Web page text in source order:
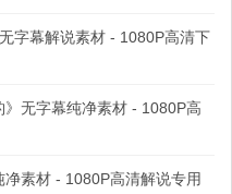
字幕解说素材 - 1080P高清下
无字幕纯净素材 - 1080P高
素材 - 1080P高清解说专用